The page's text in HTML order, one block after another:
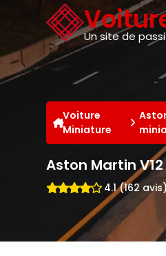
Un site de
Voiture
Miniature
Aston Martin
4.1 (162 avis)
Panneau de gestion des cookies